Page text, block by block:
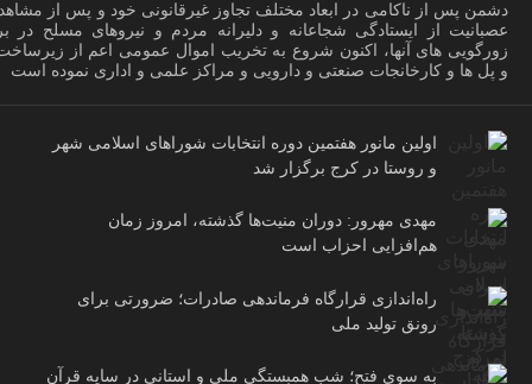
دشمن پس از ناکامی در ابعاد مختلف تجاوز غیرقانونی خود و پس از
عصبانیت از ایستادگی شجاعانه و دلیرانه مردم و نیروهای مسلح در
زورگویی های آنها، اکنون شروع به تخریب اموال عمومی اعم از
و پل ها و کارخانجات صنعتی و دارویی و مراکز علمی و اداری نموده است
اولین مانور هفتمین دوره انتخابات شوراهای اسلامی شهر
و روستا در کرج برگزار شد
مهدی مهرور: دوران منیت‌ها گذشته، امروز زمان
هم‌افزایی احزاب است
راه‌اندازی قرارگاه فرماندهی صادرات؛ ضرورتی برای
رونق تولید ملی
به سوی فتح؛ شب همبستگی ملی و استانی در سایه قرآن